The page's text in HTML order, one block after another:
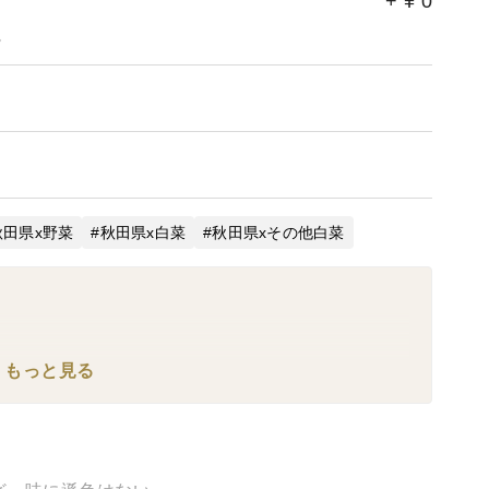
田県x野菜 秋田県x白菜 秋田県xその他白菜
もっと見る